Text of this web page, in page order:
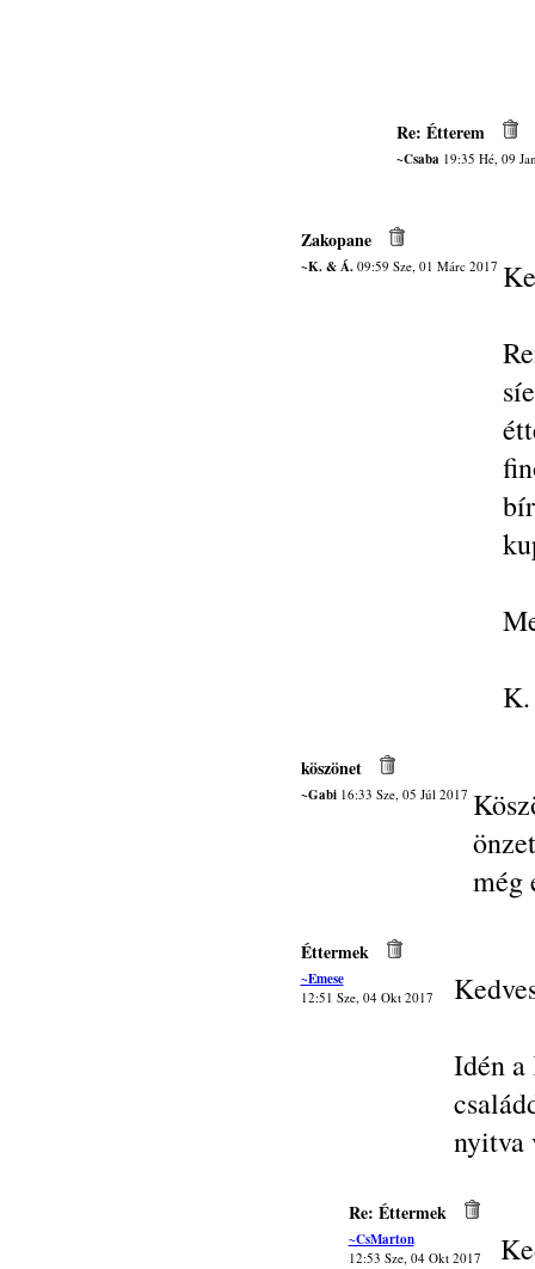
Re: Étterem
~Csaba19:35 Hé, 09
Zakopane
~K. & Á.09:59 Sze, 01 Márc 2017
köszönet
~Gabi16:33 Sze, 05 Júl 2017
még
Éttermek
~Emese
12:51 Sze, 04 Okt 2017
Idén a
nyitva
Re: Éttermek
~CsMarton
12:53 Sze, 04 Okt 2017